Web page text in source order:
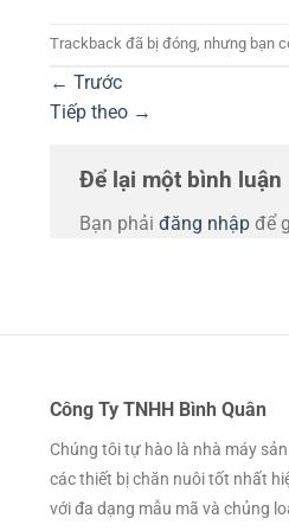
Trackback đã bị đóng, nhưng bạn
← Trước
Tiếp theo →
Để lại một bình luận
Bạn phải đăng nhập để
Công Ty TNHH Bình Quân
Chúng tôi tự hào là nhà máy
các thiết bị chăn nuôi tốt nhất
với đa dạng mẫu mã và chủng